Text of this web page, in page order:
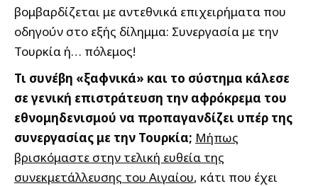
βομβαρδίζεται με αντεθνικά επιχειρήματα που
οδηγούν στο εξής δίλημμα: Συνεργασία με την
Τουρκία ή… πόλεμος!
Τι συνέβη «ξαφνικά» και το σύστημα κάλεσε
σε γενική επιστράτευση την αφρόκρεμα του
εθνομηδενισμού να προπαγανδίζει υπέρ της
συνεργασίας με την Τουρκία; Μήπως
βρισκόμαστε στην τελική ευθεία της
συνεκμετάλλευσης του Αιγαίου, κάτι που έχει